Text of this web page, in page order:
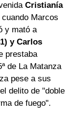
Cristianía
Marcos
y mató a
y Carlos
prestaba
de La Matanza
pese a sus
delito de "doble
de fuego".